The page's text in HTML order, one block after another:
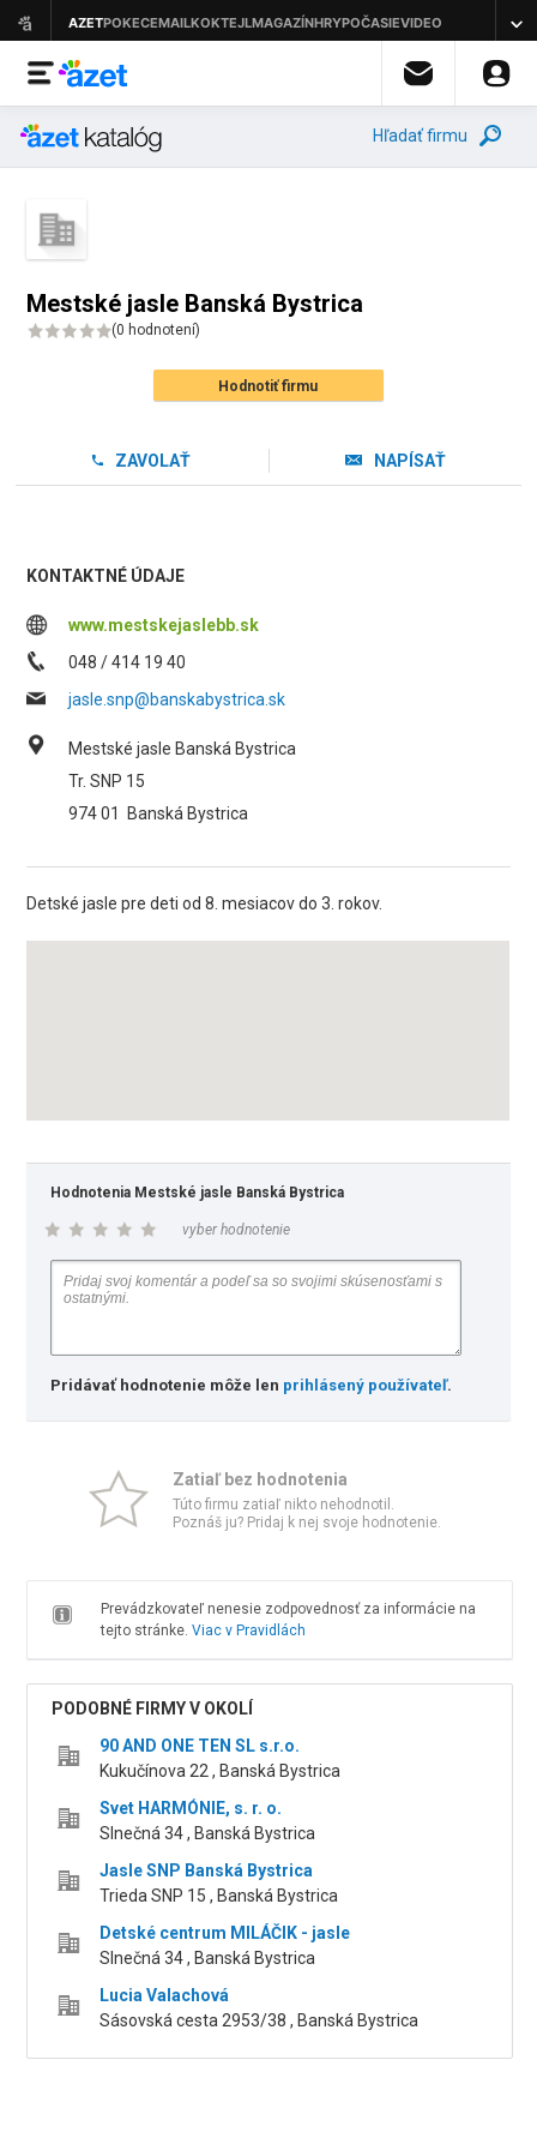
Hľadať firmu
Mestské jasle Banská Bystrica
(0 hodnotení)
Hodnotiť firmu
ZAVOLAŤ NAPÍSAŤ
KONTAKTNÉ ÚDAJE
www.mestskejaslebb.sk
048 / 414 19 40
jasle.snp@banskabystrica.sk
Mestské jasle Banská Bystrica
Tr. SNP 15
974 01
Banská Bystrica
Detské jasle pre deti od 8. mesiacov do 3. rokov.
Hodnotenia Mestské jasle Banská Bystrica
vyber hodnotenie
Pridávať hodnotenie môže len prihlásený používateľ.
Zatiaľ bez hodnotenia
Túto firmu zatiaľ nikto nehodnotil.
Poznáš ju? Pridaj k nej svoje hodnotenie.
Prevádzkovateľ nenesie zodpovednosť za informácie na
tejto stránke. Viac v Pravidlách
PODOBNÉ FIRMY V OKOLÍ
90 AND ONE TEN SL s.r.o.
Kukučínova 22 , Banská Bystrica
Svet HARMÓNIE, s. r. o.
Slnečná 34 , Banská Bystrica
Jasle SNP Banská Bystrica
Trieda SNP 15 , Banská Bystrica
Detské centrum MILÁČIK - jasle
Slnečná 34 , Banská Bystrica
Lucia Valachová
Sásovská cesta 2953/38 , Banská Bystrica